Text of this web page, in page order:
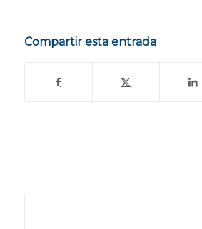
Compartir esta entrada